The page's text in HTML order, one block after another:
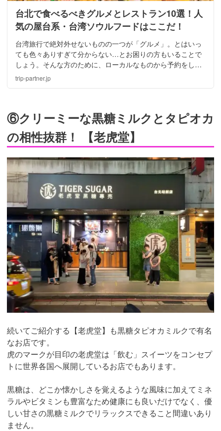
台北で食べるべきグルメとレストラン10選！人
気の屋台系・台湾ソウルフードはここだ！
台湾旅行で絶対外せないものの一つが「グルメ」。とはいっ
ても色々ありすぎて分からない…とお困りの方もいることで
しょう。そんな方のために、ローカルなものから予約をしな
いと食べられないようなちょっと高級なものまで、厳選した
８つのおすすめをご紹介します！
trip-partner.jp
⑥クリーミーな黒糖ミルクとタピオカ
の相性抜群！ 【老虎堂】
続いてご紹介する【老虎堂】も黒糖タピオカミルクで有名
なお店です。
虎のマークが目印の老虎堂は「飲む」スイーツをコンセプ
トに世界各国へ展開しているお店でもあります。
黒糖は、どこか懐かしさを覚えるような風味に加えてミネ
ラルやビタミンも豊富なため健康にも良いだけでなく、優
しい甘さの黒糖ミルクでリラックスできること間違いあり
ません。